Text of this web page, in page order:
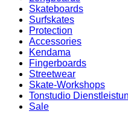
Skateboards
Surfskates
Protection
Accessories
Kendama
Fingerboards
Streetwear
Skate-Workshops
Tonstudio
Sale